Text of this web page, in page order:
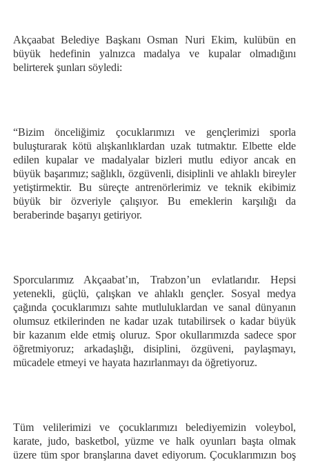
Akçaabat Belediye Başkanı Osman Nuri Ekim, kulübün en
büyük hedefinin yalnızca madalya ve kupalar olmadığını
belirterek şunları söyledi:
“Bizim önceliğimiz çocuklarımızı ve gençlerimizi sporla
buluşturarak kötü alışkanlıklardan uzak tutmaktır. Elbette elde
edilen kupalar ve madalyalar bizleri mutlu ediyor ancak en
büyük başarımız; sağlıklı, özgüvenli, disiplinli ve ahlaklı bireyler
yetiştirmektir. Bu süreçte antrenörlerimiz ve teknik ekibimiz
büyük bir özveriyle çalışıyor. Bu emeklerin karşılığı da
beraberinde başarıyı getiriyor.
Sporcularımız Akçaabat’ın, Trabzon’un evlatlarıdır. Hepsi
yetenekli, güçlü, çalışkan ve ahlaklı gençler. Sosyal medya
çağında çocuklarımızı sahte mutluluklardan ve sanal dünyanın
olumsuz etkilerinden ne kadar uzak tutabilirsek o kadar büyük
bir kazanım elde etmiş oluruz. Spor okullarımızda sadece spor
öğretmiyoruz; arkadaşlığı, disiplini, özgüveni, paylaşmayı,
mücadele etmeyi ve hayata hazırlanmayı da öğretiyoruz.
Tüm velilerimizi ve çocuklarımızı belediyemizin voleybol,
karate, judo, basketbol, yüzme ve halk oyunları başta olmak
üzere tüm spor branşlarına davet ediyorum. Çocuklarımızın boş